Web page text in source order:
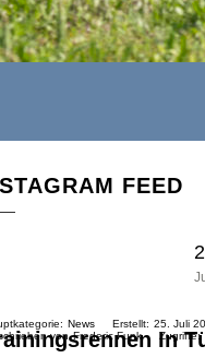
FEED
In
News Erstellt: 25. Juli
von Frederic Funk Zugriffe: